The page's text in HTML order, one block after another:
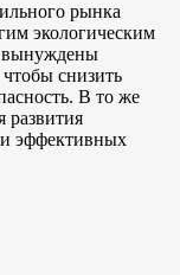
рынка
экологическим
вынуждены
снизить
В то же
развития
эффективных